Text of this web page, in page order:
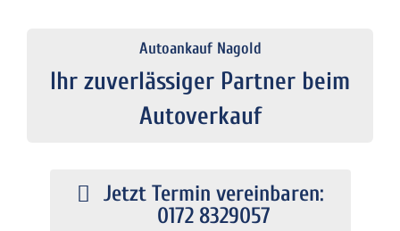
Autoankauf Nagold
Ihr zuverlässiger Partner beim
Autoverkauf
Jetzt Termin vereinbaren:
0172 8329057